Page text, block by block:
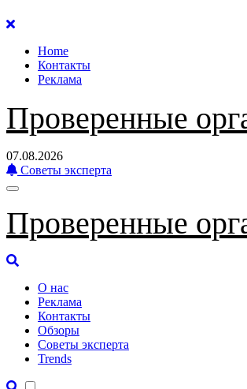
Перейти
содержанию
Home
Контакты
Реклама
Проверенные
07.08.2026
Советы эксперта
Проверенные
О нас
Реклама
Контакты
Обзоры
Советы эксперта
Trends